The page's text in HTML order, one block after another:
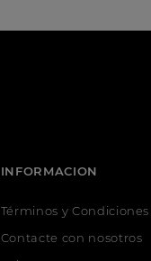
INFORMACION
Términos y Condiciones
Contacte con nosotros